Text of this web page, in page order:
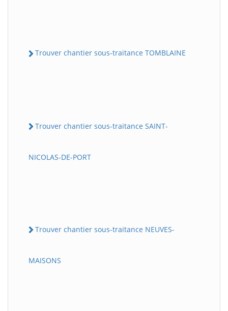
Trouver chantier sous-traitance TOMBLAINE
Trouver chantier sous-traitance SAINT-
NICOLAS-DE-PORT
Trouver chantier sous-traitance NEUVES-
MAISONS